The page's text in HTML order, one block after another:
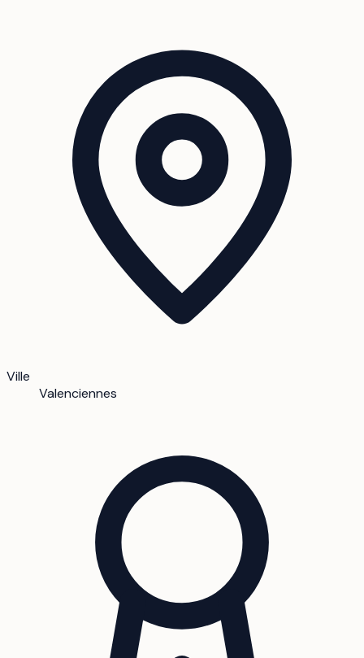
Ville
Valenciennes